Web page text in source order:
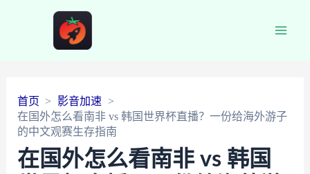
首页
影音加速
在国外怎么看南非 vs 韩国世界杯直播？一份给海外游子
的中文观赛生存指南
在国外怎么看南非 vs 韩国